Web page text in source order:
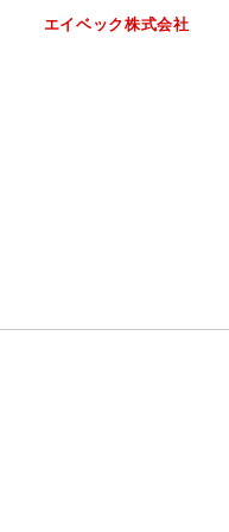
エイベック株式会社